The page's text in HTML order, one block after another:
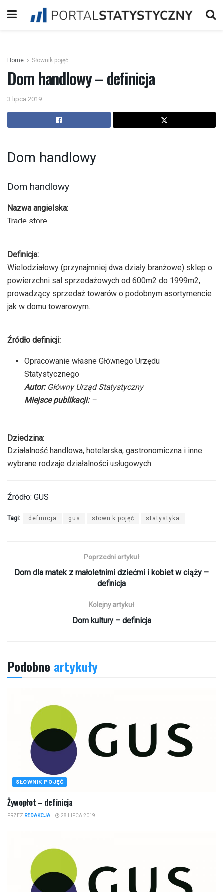
Home Słownik pojęć
Dom handlowy – definicja
3 lipca 2019
Dom handlowy
Dom handlowy
Nazwa angielska:
Trade store
Definicja:
Wielodziałowy (przynajmniej dwa działy branżowe) sklep o
powierzchni sal sprzedażowych od 600m2 do 1999m2,
prowadzący sprzedaż towarów o podobnym asortymencie
jak w domu towarowym.
Źródło definicji:
Opracowanie własne Głównego Urzędu
Statystycznego
Autor:Główny Urząd Statystyczny
Miejsce publikacji:–
Dziedzina:
Działalność handlowa, hotelarska, gastronomiczna i inne
wybrane rodzaje działalności usługowych
Źródło: GUS
Tagi: definicja gus słownik pojęć statystyka
Poprzedni artykuł
Dom dla matek z małoletnimi dziećmi i kobiet w ciąży –
definicja
Kolejny artykuł
Dom kultury – definicja
Podobne artykuły
SŁOWNIK POJĘĆ
Żywopłot – definicja
PRZEZ REDAKCJA 28 LIPCA 2019